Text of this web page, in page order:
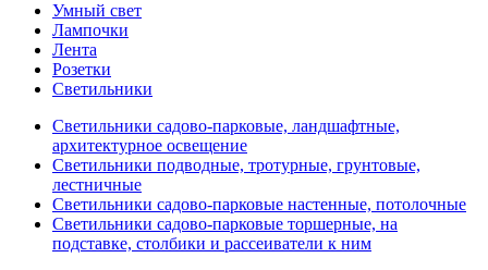
Умный свет
Лампочки
Лента
Розетки
Светильники
Светильники садово-парковые, ландшафтные,
архитектурное освещение
Светильники подводные, тротурные, грунтовые,
лестничные
Светильники садово-парковые настенные, потолочные
Светильники садово-парковые торшерные, на
подставке, столбики и рассеиватели к ним